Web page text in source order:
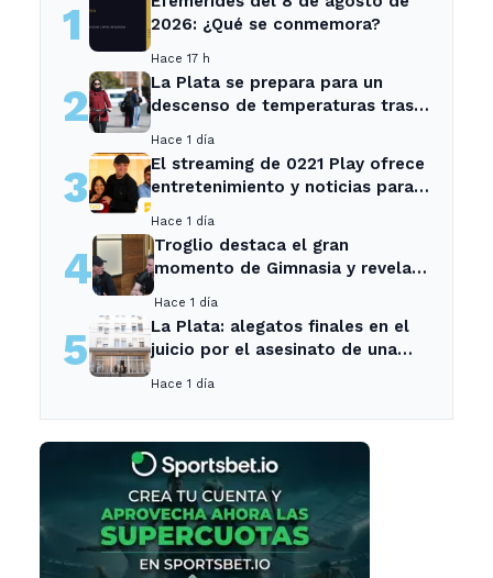
1
2026: ¿Qué se conmemora?
Hace 17 h
2
La Plata se prepara para un
descenso de temperaturas tras
Hace 1 día
3
El streaming de 0221 Play ofrece
entretenimiento y noticias para
Ensenada.
Hace 1 día
4
Troglio destaca el gran
momento de Gimnasia y revela
Hace 1 día
5
La Plata: alegatos finales en el
juicio por el asesinato de una
Hace 1 día